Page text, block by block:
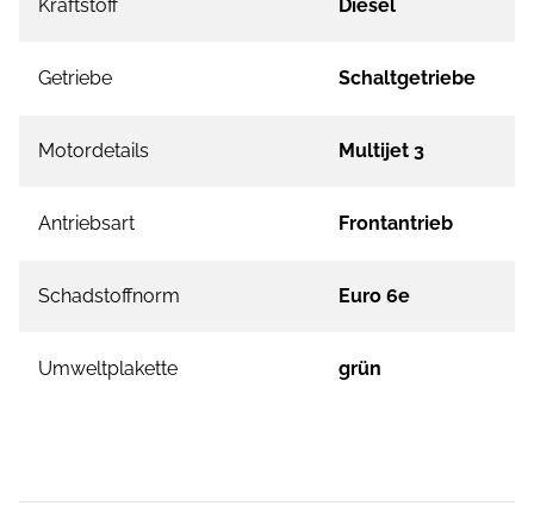
Kraftstoff Diesel
Getriebe Schaltgetriebe
Motordetails Multijet 3
Antriebsart Frontantrieb
Schadstoffnorm Euro 6e
Umweltplakette grün